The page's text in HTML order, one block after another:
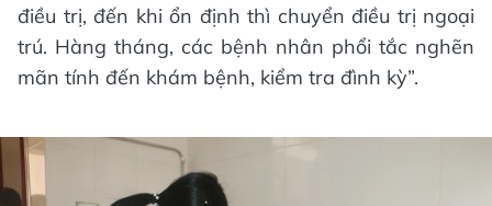
điều trị, đến khi ổn định thì chuyển điều trị ngoại
trú. Hàng tháng, các bệnh nhân phổi tắc nghẽn
mãn tính đến khám bệnh, kiểm tra đình kỳ”.